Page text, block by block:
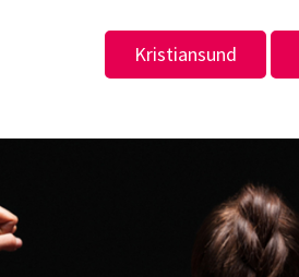
Kristiansund